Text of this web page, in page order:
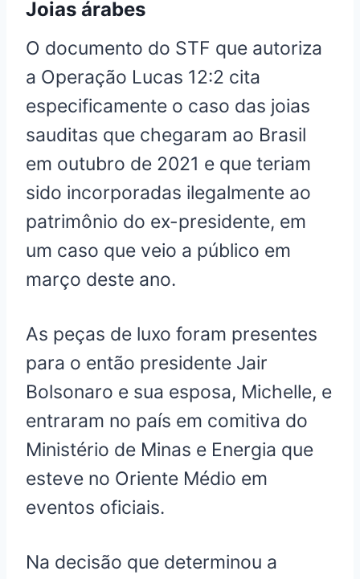
Joias árabes
O documento do STF que autoriza
a Operação Lucas 12:2 cita
especificamente o caso das joias
sauditas que chegaram ao Brasil
em outubro de 2021 e que teriam
sido incorporadas ilegalmente ao
patrimônio do ex-presidente, em
um caso que veio a público em
março deste ano.
As peças de luxo foram presentes
para o então presidente Jair
Bolsonaro e sua esposa, Michelle, e
entraram no país em comitiva do
Ministério de Minas e Energia que
esteve no Oriente Médio em
eventos oficiais.
Na decisão que determinou a